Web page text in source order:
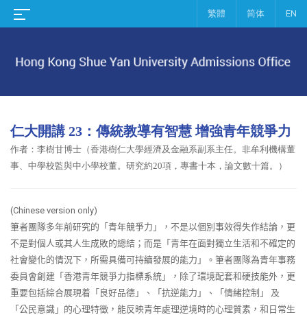
繁體 简体 EN
仁大開講 23：傳統教導有智慧 增強青年競爭力
作者： 李樹甘博士（香港樹仁大學經濟及金融系副系主任。非牟利機構董
事、中學校監與中小學校董。研究約20項，專書十本，論文數十篇。）
(Chinese version only)
筆者團隊多年前研究的「青年競爭力」，不是以個別事效得失作結論，更
不是對個人或其人生成敗的總結；而是「青年在面對獨立生活和不確定的
社會變化的情況下，所需具備可持續發展的能力」。筆者團隊為青年事務
委員會創建「香港青年競爭力指標系統」，除了環境配套和硬技能外，更
重要包括綜合展現着「良好品德」、「抗逆能力」、「情緒控制」
及
「公民意識」的心理特徵，能反映青年處理逆境時的心理質素，和日常生